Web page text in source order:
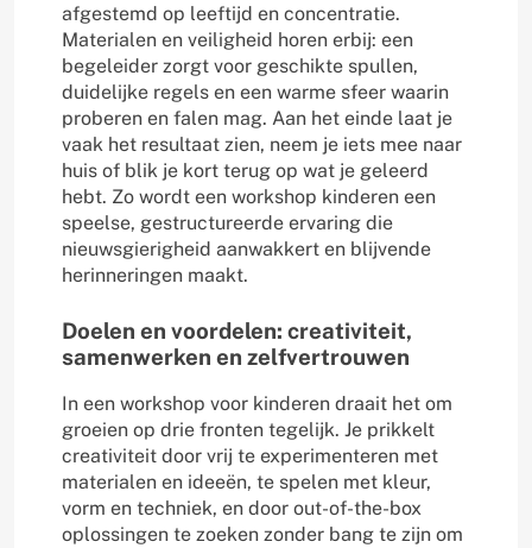
afgestemd op leeftijd en concentratie.
Materialen en veiligheid horen erbij: een
begeleider zorgt voor geschikte spullen,
duidelijke regels en een warme sfeer waarin
proberen en falen mag. Aan het einde laat je
vaak het resultaat zien, neem je iets mee naar
huis of blik je kort terug op wat je geleerd
hebt. Zo wordt een workshop kinderen een
speelse, gestructureerde ervaring die
nieuwsgierigheid aanwakkert en blijvende
herinneringen maakt.
Doelen en voordelen: creativiteit,
samenwerken en zelfvertrouwen
In een workshop voor kinderen draait het om
groeien op drie fronten tegelijk. Je prikkelt
creativiteit door vrij te experimenteren met
materialen en ideeën, te spelen met kleur,
vorm en techniek, en door out-of-the-box
oplossingen te zoeken zonder bang te zijn om